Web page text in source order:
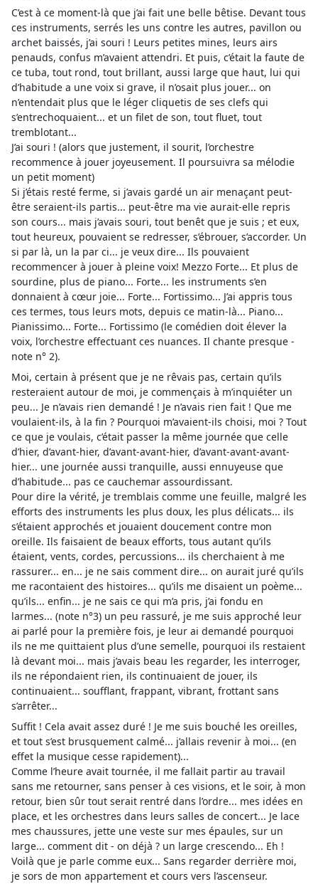
C’est à ce moment-là que j’ai fait une belle bêtise. Devant tous
ces instruments, serrés les uns contre les autres, pavillon ou
archet baissés, j’ai souri ! Leurs petites mines, leurs airs
penauds, confus m’avaient attendri. Et puis, c’était la faute de
ce tuba, tout rond, tout brillant, aussi large que haut, lui qui
d’habitude a une voix si grave, il n’osait plus jouer... on
n’entendait plus que le léger cliquetis de ses clefs qui
s’entrechoquaient... et un filet de son, tout fluet, tout
tremblotant...
J’ai souri ! (alors que justement, il sourit, l’orchestre
recommence à jouer joyeusement. Il poursuivra sa mélodie
un petit moment)
Si j’étais resté ferme, si j’avais gardé un air menaçant peut-
être seraient-ils partis... peut-être ma vie aurait-elle repris
son cours... mais j’avais souri, tout benêt que je suis ; et eux,
tout heureux, pouvaient se redresser, s’ébrouer, s’accorder. Un
si par là, un la par ci... je veux dire... Ils pouvaient
recommencer à jouer à pleine voix! Mezzo Forte... Et plus de
sourdine, plus de piano... Forte... les instruments s’en
donnaient à cœur joie... Forte... Fortissimo... J’ai appris tous
ces termes, tous leurs mots, depuis ce matin-là... Piano...
Pianissimo... Forte... Fortissimo (le comédien doit élever la
voix, l’orchestre effectuant ces nuances. Il chante presque -
note n° 2).
Moi, certain à présent que je ne rêvais pas, certain qu’ils
resteraient autour de moi, je commençais à m’inquiéter un
peu... Je n’avais rien demandé ! Je n’avais rien fait ! Que me
voulaient-ils, à la fin ? Pourquoi m’avaient-ils choisi, moi ? Tout
ce que je voulais, c’était passer la même journée que celle
d’hier, d’avant-hier, d’avant-avant-hier, d’avant-avant-avant-
hier... une journée aussi tranquille, aussi ennuyeuse que
d’habitude... pas ce cauchemar assourdissant.
Pour dire la vérité, je tremblais comme une feuille, malgré les
efforts des instruments les plus doux, les plus délicats... ils
s’étaient approchés et jouaient doucement contre mon
oreille. Ils faisaient de beaux efforts, tous autant qu’ils
étaient, vents, cordes, percussions... ils cherchaient à me
rassurer... en... je ne sais comment dire... on aurait juré qu’ils
me racontaient des histoires... qu’ils me disaient un poème...
qu’ils... enfin... je ne sais ce qui m’a pris, j’ai fondu en
larmes... (note n°3) un peu rassuré, je me suis approché leur
ai parlé pour la première fois, je leur ai demandé pourquoi
ils ne me quittaient plus d’une semelle, pourquoi ils restaient
là devant moi... mais j’avais beau les regarder, les interroger,
ils ne répondaient rien, ils continuaient de jouer, ils
continuaient... soufflant, frappant, vibrant, frottant sans
s’arrêter...
Suffit ! Cela avait assez duré ! Je me suis bouché les oreilles,
et tout s’est brusquement calmé... j’allais revenir à moi... (en
effet la musique cesse rapidement)...
Comme l’heure avait tournée, il me fallait partir au travail
sans me retourner, sans penser à ces visions, et le soir, à mon
retour, bien sûr tout serait rentré dans l’ordre... mes idées en
place, et les orchestres dans leurs salles de concert... Je lace
mes chaussures, jette une veste sur mes épaules, sur un
large... comment dit - on déjà ? un large crescendo... Eh !
Voilà que je parle comme eux... Sans regarder derrière moi,
je sors de mon appartement et cours vers l’ascenseur.